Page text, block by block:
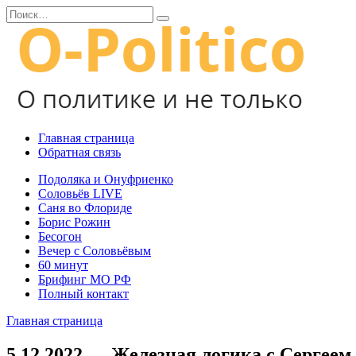
Перейти
к
содержанию
Search
for:
Главная страница
Обратная связь
Подоляка и Онуфриенко
Соловьёв LIVE
Саня во Флориде
Борис Рожин
Бесогон
Вечер с Соловьёвым
60 минут
Брифинг МО РФ
Полный контакт
Главная страница